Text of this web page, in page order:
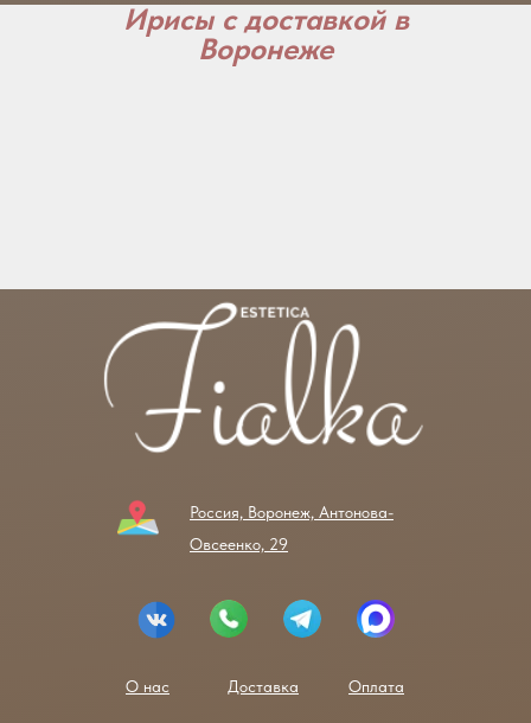
Ирисы с доставкой в
Воронеже
О нас Доставка Оплата
Россия, Воронеж, Антонова-
Овсеенко, 29